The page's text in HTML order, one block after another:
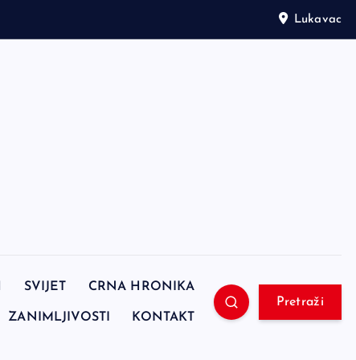
Lukavac
SVIJET CRNA HRONIKA
ZANIMLJIVOSTI KONTAKT
Pretraži